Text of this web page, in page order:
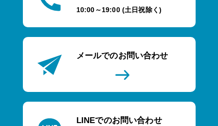
10:00～19:00 (土日祝除く)
メールでのお問い合わせ
LINEでのお問い合わせ